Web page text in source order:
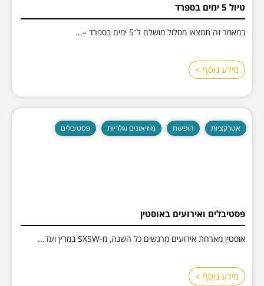
טיול 5 ימים בספרד
במאמר זה תמצאו מסלול מושלם ל־5 ימים בספרד –...
מידע נוסף >
אטרקציות הופעות מוזיאונים וגלריות פסטיבלים
פסטיבלים ואירועים באוסטין
אוסטין מארחת אירועים מרגשים כל השנה, מ-SXSW במרץ ועד...
מידע נוסף >